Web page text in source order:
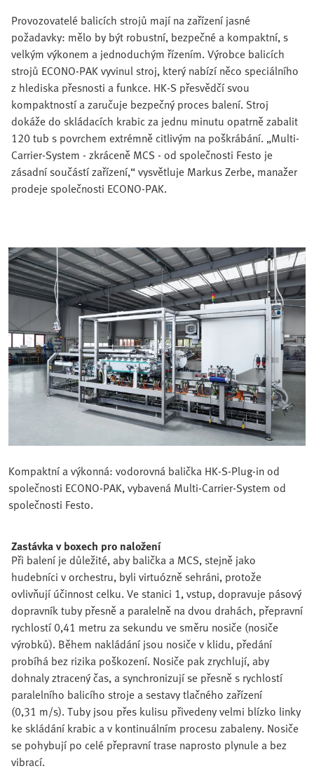
Provozovatelé balicích strojů mají na zařízení jasné
požadavky: mělo by být robustní, bezpečné a kompaktní, s
velkým výkonem a jednoduchým řízením. Výrobce balicích
strojů ECONO-PAK vyvinul stroj, který nabízí něco speciálního
z hlediska přesnosti a funkce. HK-S přesvědčí svou
kompaktností a zaručuje bezpečný proces balení. Stroj
dokáže do skládacích krabic za jednu minutu opatrně zabalit
120 tub s povrchem extrémně citlivým na poškrábání. „Multi-
Carrier-System - zkráceně MCS - od společnosti Festo je
zásadní součástí zařízení,“ vysvětluje Markus Zerbe, manažer
prodeje společnosti ECONO-PAK.
Kompaktní a výkonná: vodorovná balička HK-S-Plug-in od
společnosti ECONO-PAK, vybavená Multi-Carrier-System od
společnosti Festo.
Zastávka v boxech pro naložení
Při balení je důležité, aby balička a MCS, stejně jako
hudebníci v orchestru, byli virtuózně sehráni, protože
ovlivňují účinnost celku. Ve stanici 1, vstup, dopravuje pásový
dopravník tuby přesně a paralelně na dvou drahách, přepravní
rychlostí 0,41 metru za sekundu ve směru nosiče (nosiče
výrobků). Během nakládání jsou nosiče v klidu, předání
probíhá bez rizika poškození. Nosiče pak zrychlují, aby
dohnaly ztracený čas, a synchronizují se přesně s rychlostí
paralelního balicího stroje a sestavy tlačného zařízení
(0,31 m/s). Tuby jsou přes kulisu přivedeny velmi blízko linky
ke skládání krabic a v kontinuálním procesu zabaleny. Nosiče
se pohybují po celé přepravní trase naprosto plynule a bez
vibrací.